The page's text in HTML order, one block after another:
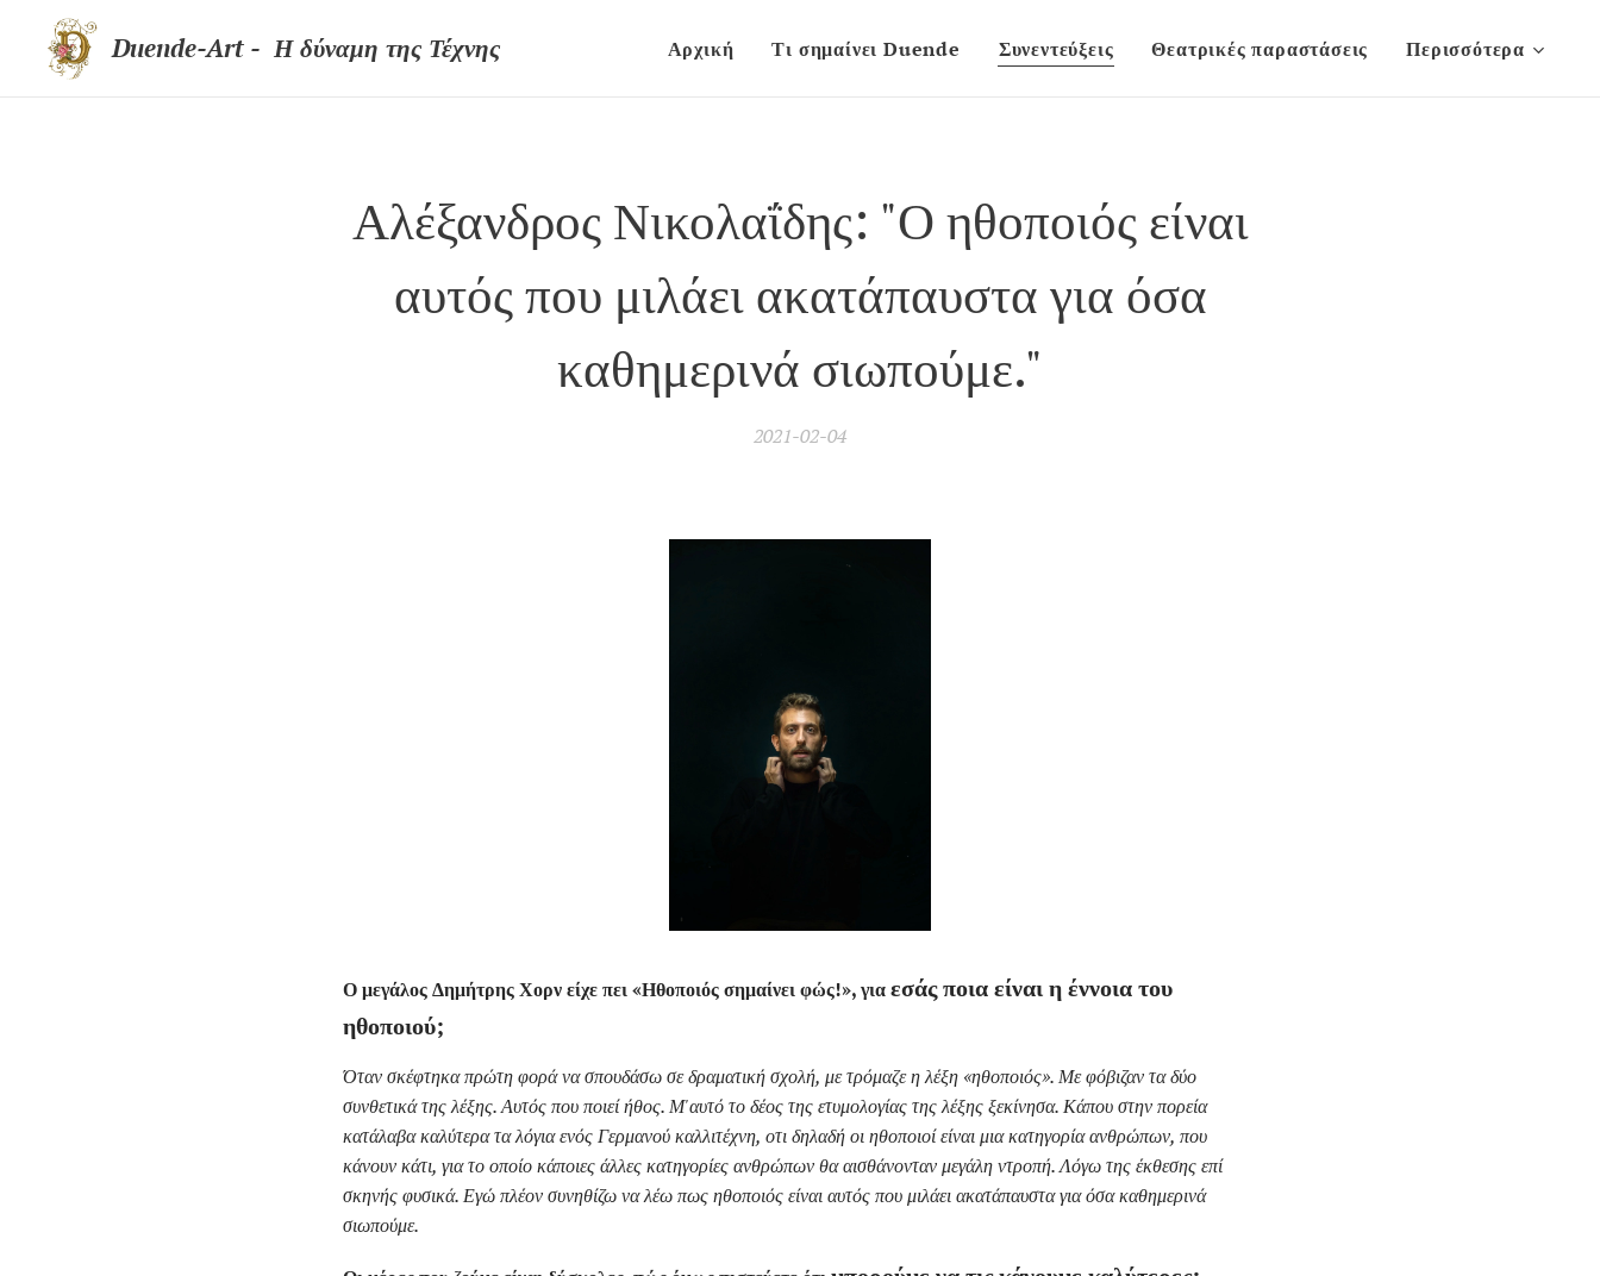
Duende-Art - Η δύναμη της Τέχνης Αρχική Τι σημαίνει Duende Συνεντεύξεις Θεατρικές παραστάσεις Περισσότερα
Αλέξανδρος Νικολαΐδης: "Ο ηθοποιός είναι
αυτός που μιλάει ακατάπαυστα για όσα
καθημερινά σιωπούμε."
2021-02-04
Ο μεγάλος Δημήτρης Χορν είχε πει «Ηθοποιός σημαίνει φώς!», γιαεσάς ποια είναι η έννοια του
ηθοποιού;
Όταν σκέφτηκα πρώτη φορά να σπουδάσω σε δραματική σχολή, με τρόμαζε η λέξη «ηθοποιός». Με φόβιζαν τα δύο
συνθετικά της λέξης. Αυτός που ποιεί ήθος. Μ'αυτό το δέος της ετυμολογίας της λέξης ξεκίνησα. Κάπου στην πορεία
κατάλαβα καλύτερα τα λόγια ενός Γερμανού καλλιτέχνη, οτι δηλαδή οι ηθοποιοί είναι μια κατηγορία ανθρώπων, που
κάνουν κάτι, για το οποίο κάποιες άλλες κατηγορίες ανθρώπων θα αισθάνονταν μεγάλη ντροπή. Λόγω της έκθεσης επί
σκηνής φυσικά. Εγώ πλέον συνηθίζω να λέω πως ηθοποιός είναι αυτός που μιλάει ακατάπαυστα για όσα καθημερινά
σιωπούμε.